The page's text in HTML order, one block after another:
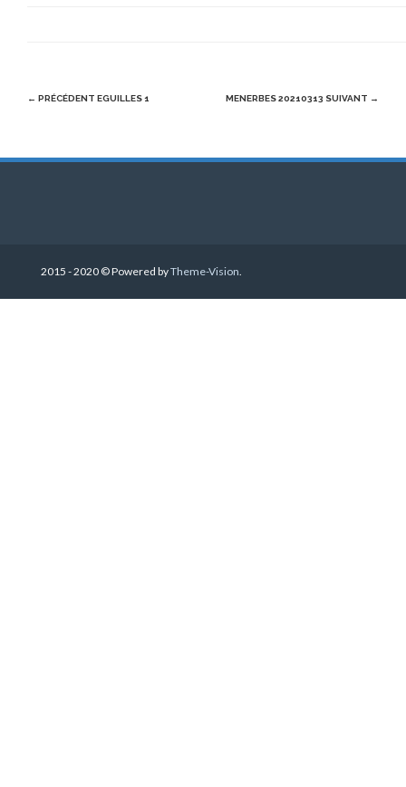
Post
← PRÉCÉDENT EGUILLES 1 MENERBES 20210313 SUIVANT →
2015 - 2020 © Powered byTheme-Vision.